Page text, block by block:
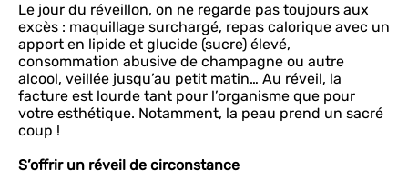
Le jour du réveillon, on ne regarde pas toujours aux
excès : maquillage surchargé, repas calorique avec un
apport en lipide et glucide (sucre) élevé,
consommation abusive de champagne ou autre
alcool, veillée jusqu’au petit matin… Au réveil, la
facture est lourde tant pour l’organisme que pour
votre esthétique. Notamment, la peau prend un sacré
coup !
S’offrir un réveil de circonstance